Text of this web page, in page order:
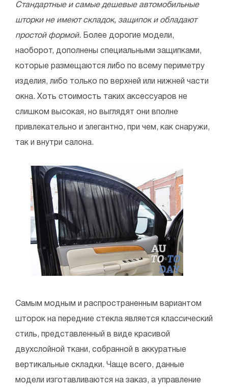
Стандартные и самые дешевые автомобильные
шторки не имеют складок, защипок и обладают
простой формой. Более дорогие модели,
наоборот, дополнены специальными защипками,
которые размещаются либо по всему периметру
изделия, либо только по верхней или нижней части
окна. Хоть стоимость таких аксессуаров не
слишком высокая, но выглядят они вполне
привлекательно и элегантно, при чем, как снаружи,
так и внутри салона.
Самым модным и распространенным вариантом
шторок на передние стекла является классический
стиль, представленный в виде красивой
двухслойной ткани, собранной в аккуратные
вертикальные складки. Чаще всего, данные
модели изготавливаются на заказ, а управление